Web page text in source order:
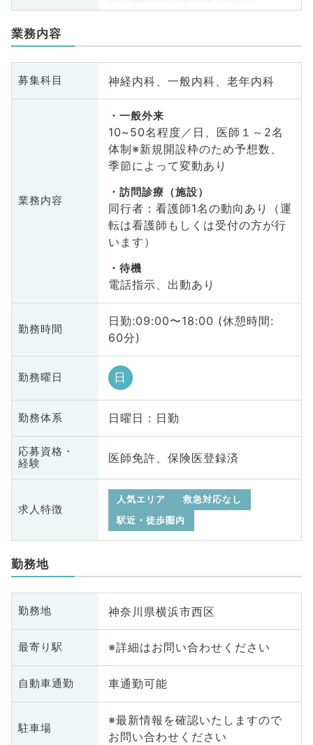
業務内容
募集科目 神経内科、一般内科、老年内科
業務内容
一般外来
10~50名程度／日、医師１～2名
体制※新規開設枠のため予想数、
季節によって変動あり
訪問診療（施設）
同行者：看護師1名の動向あり（運
転は看護師もしくは受付の方が行
います）
待機
電話指示、出動あり
勤務時間
日勤:09:00〜18:00 (休憩時間:
60分)
勤務曜日 日
勤務体系 日曜日 : 日勤
応募資格・
経験
医師免許、保険医登録済
求人特徴
人気エリア
救急対応なし
駅近・徒歩圏内
勤務地
勤務地 神奈川県横浜市西区
最寄り駅 ※詳細はお問い合わせください
自動車通勤 車通勤可能
駐車場
※最新情報を確認いたしますので
お問い合わせください